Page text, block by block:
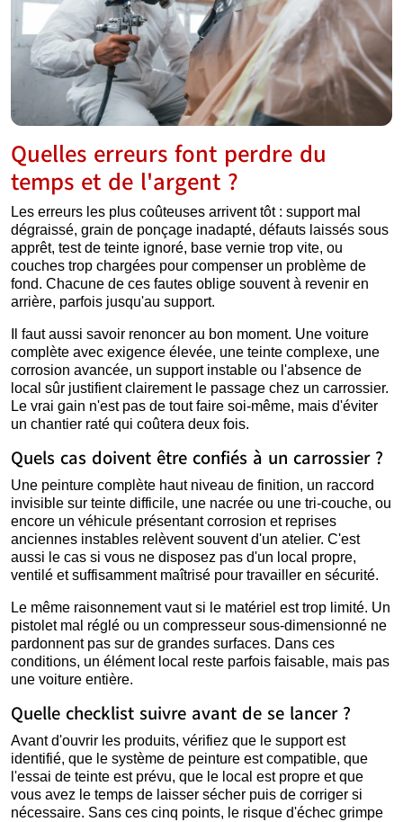
Quelles erreurs font perdre du
temps et de l'argent ?
Les erreurs les plus coûteuses arrivent tôt : support mal
dégraissé, grain de ponçage inadapté, défauts laissés sous
apprêt, test de teinte ignoré, base vernie trop vite, ou
couches trop chargées pour compenser un problème de
fond. Chacune de ces fautes oblige souvent à revenir en
arrière, parfois jusqu'au support.
Il faut aussi savoir renoncer au bon moment. Une voiture
complète avec exigence élevée, une teinte complexe, une
corrosion avancée, un support instable ou l'absence de
local sûr justifient clairement le passage chez un carrossier.
Le vrai gain n'est pas de tout faire soi-même, mais d'éviter
un chantier raté qui coûtera deux fois.
Quels cas doivent être confiés à un carrossier ?
Une peinture complète haut niveau de finition, un raccord
invisible sur teinte difficile, une nacrée ou une tri-couche, ou
encore un véhicule présentant corrosion et reprises
anciennes instables relèvent souvent d'un atelier. C'est
aussi le cas si vous ne disposez pas d'un local propre,
ventilé et suffisamment maîtrisé pour travailler en sécurité.
Le même raisonnement vaut si le matériel est trop limité. Un
pistolet mal réglé ou un compresseur sous-dimensionné ne
pardonnent pas sur de grandes surfaces. Dans ces
conditions, un élément local reste parfois faisable, mais pas
une voiture entière.
Quelle checklist suivre avant de se lancer ?
Avant d'ouvrir les produits, vérifiez que le support est
identifié, que le système de peinture est compatible, que
l'essai de teinte est prévu, que le local est propre et que
vous avez le temps de laisser sécher puis de corriger si
nécessaire. Sans ces cinq points, le risque d'échec grimpe